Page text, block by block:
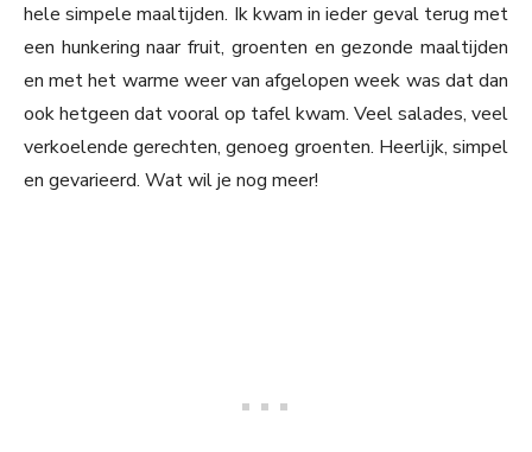
hele simpele maaltijden. Ik kwam in ieder geval terug met
een hunkering naar fruit, groenten en gezonde maaltijden
en met het warme weer van afgelopen week was dat dan
ook hetgeen dat vooral op tafel kwam. Veel salades, veel
verkoelende gerechten, genoeg groenten. Heerlijk, simpel
en gevarieerd. Wat wil je nog meer!